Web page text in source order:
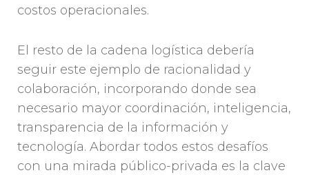
costos operacionales.
El resto de la cadena logística debería
seguir este ejemplo de racionalidad y
colaboración, incorporando donde sea
necesario mayor coordinación, inteligencia,
transparencia de la información y
tecnología. Abordar todos estos desafíos
con una mirada público-privada es la clave